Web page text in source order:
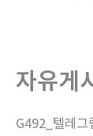
자유게
G492_텔레